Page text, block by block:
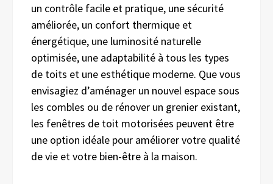
un contrôle facile et pratique, une sécurité
améliorée, un confort thermique et
énergétique, une luminosité naturelle
optimisée, une adaptabilité à tous les types
de toits et une esthétique moderne. Que vous
envisagiez d’aménager un nouvel espace sous
les combles ou de rénover un grenier existant,
les fenêtres de toit motorisées peuvent être
une option idéale pour améliorer votre qualité
de vie et votre bien-être à la maison.